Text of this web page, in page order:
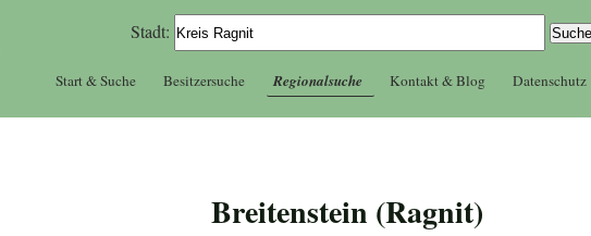
Stadt:
Start & Suche Besitzersuche Regionalsuche Kontakt & Blog Datenschutz
Breitenstein (Ragnit)